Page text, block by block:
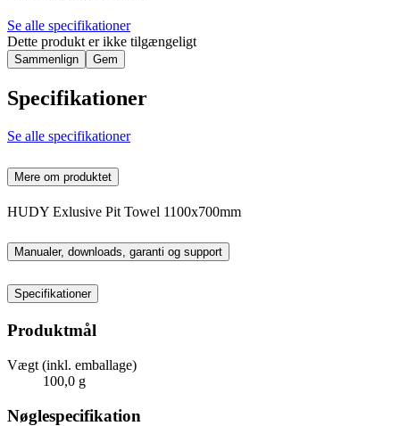
Se alle specifikationer
Dette produkt er ikke tilgængeligt
Sammenlign Gem
Specifikationer
Se alle specifikationer
Mere om produktet
HUDY Exlusive Pit Towel 1100x700mm
Manualer, downloads, garanti og support
Specifikationer
Produktmål
Vægt (inkl. emballage)
100,0 g
Nøglespecifikation